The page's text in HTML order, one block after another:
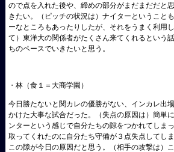
ので点を入れた後や、締めの部分がまだまだだと
きたい。（ピッチの状況は）ナイターということ
ーなところもあったりしたが、それをうまく利用
て）東洋大の関係者がたくさん来てくれるという
ちのペースでいきたいと思う。
・林（食１＝大商学園）
今日勝たないと関カレの優勝がない、インカレ出
かけた大事な試合だった。（失点の原因は）簡単
ンターという感じで自分たちの隙をつかれてしま
取ってくれたのに自分たち守備が３点失点してし
この隙が今日の原因だと思う。（相手の攻撃は）